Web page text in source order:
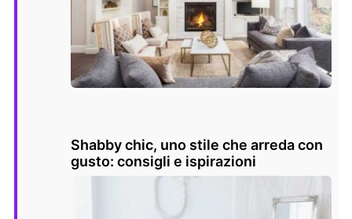
Shabby chic, uno stile che arreda con
gusto: consigli e ispirazioni